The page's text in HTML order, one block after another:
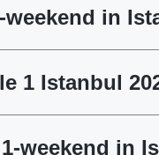
in
1 Istanbul
weekend in